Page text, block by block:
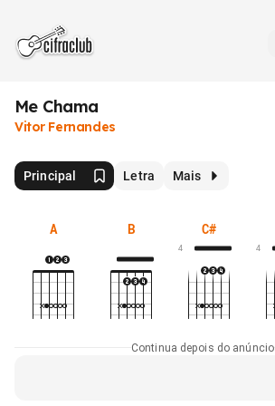
Me Chama
Vitor Fernandes
Principal Letra Mais
A B C#
4 4
Continua depois do anúncio